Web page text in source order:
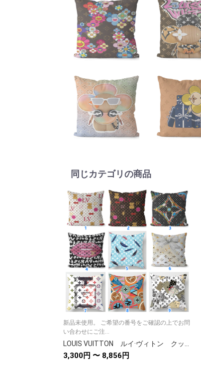
同じカテゴリの商品
新品未使用。 ご希望の番号をご確認の上でお問
い合わせにご注...
LOUIS VUITTON ルイ·ヴィトン クッションカバー/クッション ブランド抱き枕 クッション中材あり 綺麗なカバー リネンベルベット クッションカバー モノグラム
3,300円 〜 8,856円